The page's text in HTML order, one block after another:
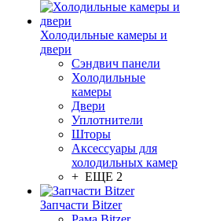
Холодильные камеры и
двери
Сэндвич панели
Холодильные
камеры
Двери
Уплотнители
Шторы
Аксессуары для
холодильных камер
+ ЕЩЕ 2
Запчасти Bitzer